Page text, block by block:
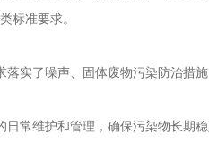
标准要求。
了噪声、固体废物污染防治措施
维护和管理，确保污染物长期稳